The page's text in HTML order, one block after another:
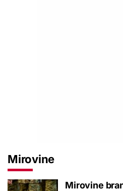
Mirovine
Mirovine